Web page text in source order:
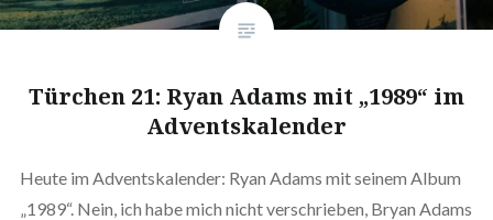
Türchen 21: Ryan Adams mit „1989“ im
Adventskalender
Heute im Adventskalender: Ryan Adams mit seinem Album
„1989“. Nein, ich habe mich nicht verschrieben, Bryan Adams